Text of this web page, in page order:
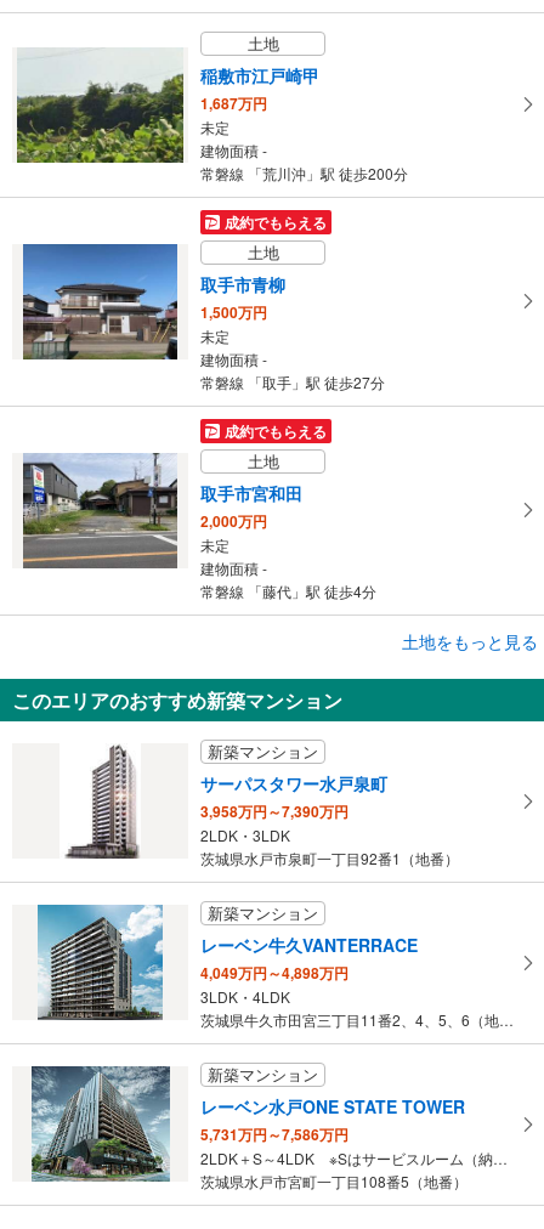
土地
稲敷市江戸崎甲
1,687万円
未定
建物面積 -
常磐線 「荒川沖」駅 徒歩200分
成約でもらえる
土地
取手市青柳
1,500万円
未定
建物面積 -
常磐線 「取手」駅 徒歩27分
成約でもらえる
土地
取手市宮和田
2,000万円
未定
建物面積 -
常磐線 「藤代」駅 徒歩4分
【大和ハウス】セキュレア元吉田IV （建築条件付宅地分譲）
1,220万円～1,640万円
建物面積 -
土地をもっと見る
このエリアのおすすめ新築マンション
新築マンション
サーパスタワー水戸泉町
3,958万円～7,390万円
2LDK・3LDK
茨城県水戸市泉町一丁目92番1（地番）
新築マンション
レーベン牛久VANTERRACE
4,049万円～4,898万円
3LDK・4LDK
茨城県牛久市田宮三丁目11番2、4、5、6（地番）
新築マンション
レーベン水戸ONE STATE TOWER
5,731万円～7,586万円
2LDK＋S～4LDK ※Sはサービスルーム（納戸）です。
茨城県水戸市宮町一丁目108番5（地番）